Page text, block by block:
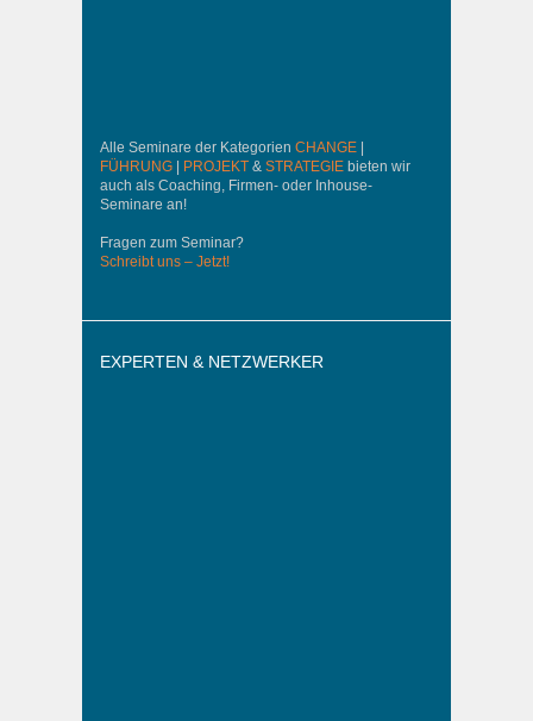
Alle Seminare der Kategorien CHANGE
FÜHRUNG
PROJEKT & STRATEGIE bieten wir
auch als Coaching, Firmen- oder Inhouse-
Seminare an!
Fragen zum Seminar?
Schreibt uns – Jetzt!
EXPERTEN & NETZWERKER